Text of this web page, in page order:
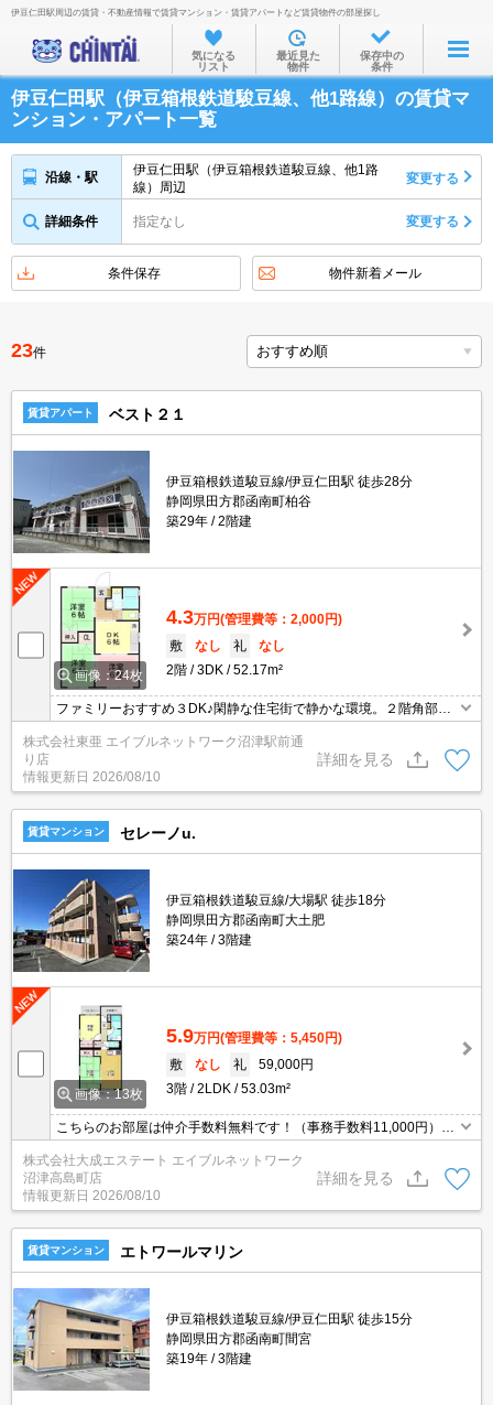
お部屋を探す
沿線・駅から
住所から
家賃相場から
不動産会社から
伊豆仁田駅周辺の賃貸・不動産情報で賃貸マンション・賃貸アパートなど賃貸物件の部屋探し
気になる
リスト
最近見た
物件
保存中の
条件
伊豆仁田駅（伊豆箱根鉄道駿豆線、他1路線）の賃貸マ
ンション・アパート一覧
沿線・駅
伊豆仁田駅（伊豆箱根鉄道駿豆線、他1路
線）周辺
変更する
詳細条件 指定なし 変更する
条件保存 物件新着メール
23件
賃貸アパート ベスト２１
伊豆箱根鉄道駿豆線/伊豆仁田駅 徒歩28分
静岡県田方郡函南町柏谷
築29年
2階建
画像：24枚
4.3万円(管理費等：2,000円)
敷
なし 礼
なし
2階
3DK 52.17m²
ファミリーおすすめ３DK♪閑静な住宅街で静かな環境。２階角部
屋。
株式会社東亜 エイブルネットワーク沼津駅前通
り店
情報更新日 2026/08/10
詳細を見る
賃貸マンション セレーノu.
伊豆箱根鉄道駿豆線/大場駅 徒歩18分
静岡県田方郡函南町大土肥
築24年
3階建
画像：13枚
5.9万円(管理費等：5,450円)
敷
なし 礼
59,000円
3階
2LDK 53.03m²
こちらのお部屋は仲介手数料無料です！（事務手数料11,000円）個
人契約の場合、礼金、更新料不要です！駐車場も1台無料です！
株式会社大成エステート エイブルネットワーク
沼津高島町店
情報更新日 2026/08/10
詳細を見る
賃貸マンション エトワールマリン
伊豆箱根鉄道駿豆線/伊豆仁田駅 徒歩15分
静岡県田方郡函南町間宮
築19年
3階建